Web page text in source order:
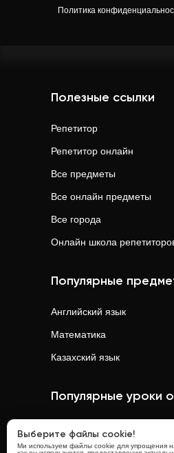
Политика
Полезные ссылки
Репетитор
Репетитор онлайн
Все предметы
Все онлайн предметы
Все города
Онлайн школа
Популярные
Английский язык
Математика
Казахский язык
Популярные уроки
Физикаонлайн
Выберите файлы cookie!
Ми используем файлы cookie для упрощения